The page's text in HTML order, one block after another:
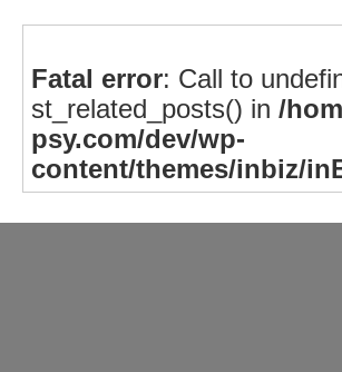
Fatal error: Call to
st_related_posts() in /
psy.com/dev/wp-
content/themes/inbiz/